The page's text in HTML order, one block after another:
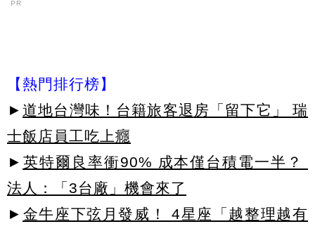
PR
【熱門排行榜】
► 道地台灣味！台籍旅客退房「留下它」 瑞
士飯店員工吃上癮
► 英特爾良率衝90% 成本僅台積電一半？
法人：「3台廠」機會來了
► 金牛座下弦月發威！ 4星座「越整理越有